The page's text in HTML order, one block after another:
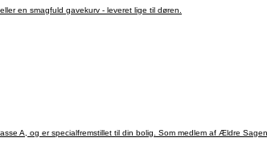
en smagfuld gavekurv - leveret lige til døren.
fabrik. Alle 3-lags glas produkter er i Energiklasse A, og er specialfremstillet til din bolig.